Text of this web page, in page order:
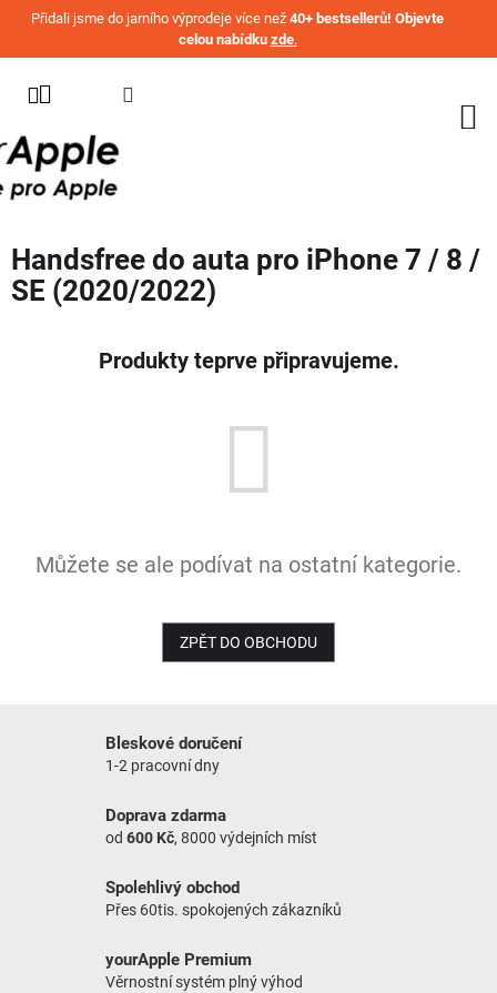
Přejít na obsah
Přidali jsme do jarního výprodeje více než 40+ bestsellerů! Objevte
celou nabídku zde.
IPHONE
MACBOOK
AIRPODS
Handsfree do auta pro iPhone 7 / 8 /
SE (2020/2022)
Produkty teprve připravujeme.
Můžete se ale podívat na ostatní kategorie.
ZPĚT DO OBCHODU
Bleskové doručení
1-2 pracovní dny
Doprava zdarma
od 600 Kč, 8000 výdejních míst
Spolehlivý obchod
Přes 60tis. spokojených zákazníků
yourApple Premium
Věrnostní systém plný výhod